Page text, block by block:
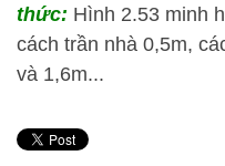
thức: Hình 2.53 minh
cách trần nhà 0,5m,
và 1,6m...